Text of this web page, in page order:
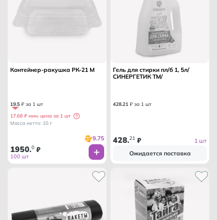
Контейнер-ракушка РК-21 М
19.5 ₽ за 1 шт
17.68 ₽ мин. цена за 1 шт
Масса нетто: 10 г
9.75
1950.0 ₽
100 шт
Гель для стирки пл/б 1, 5л/
СИНЕРГЕТИК ТМ/
428.21 ₽ за 1 шт
428.21 ₽
1 шт
Ожидается поставка